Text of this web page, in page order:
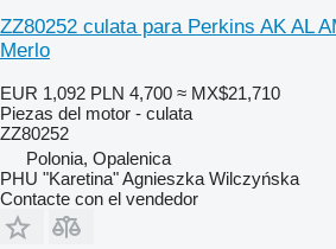
ZZ80252 culata para Perkins AK AL
Merlo
EUR 1,092 PLN 4,700 ≈ MX$21,710
Piezas del motor - culata
ZZ80252
Polonia, Opalenica
PHU "Karetina" Agnieszka Wilczyńska
Contacte con el vendedor